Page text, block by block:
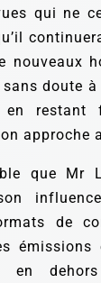
qui ne
nouveaux
doute à
en restant
approche
que Mr
de
en